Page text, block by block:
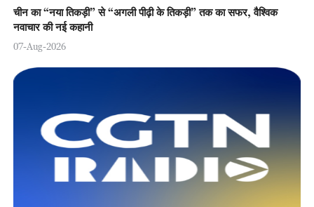
चीन का “नया तिकड़ी” से “अगली पीढ़ी के तिकड़ी” तक का सफर, वैश्विक
नवाचार की नई कहानी
07-Aug-2026